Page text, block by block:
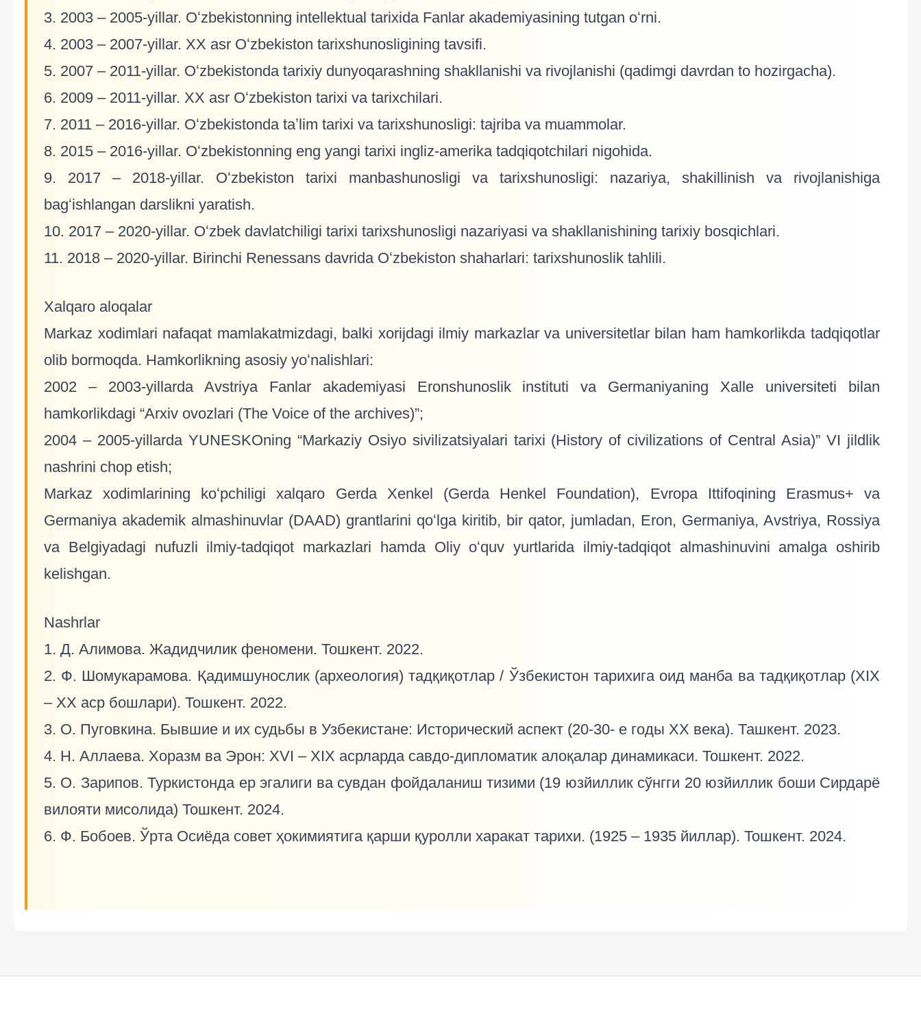
3. 2003 – 2005-yillar. Oʻzbekistonning intellektual tarixida Fanlar akademiyasining tutgan oʻrni.
4. 2003 – 2007-yillar. XX asr Oʻzbekiston tarixshunosligining tavsifi.
5. 2007 – 2011-yillar. Oʻzbekistonda tarixiy dunyoqarashning shakllanishi va rivojlanishi (qadimgi davrdan to hozirgacha).
6. 2009 – 2011-yillar. XX asr Oʻzbekiston tarixi va tarixchilari.
7. 2011 – 2016-yillar. Oʻzbekistonda taʼlim tarixi va tarixshunosligi: tajriba va muammolar.
8. 2015 – 2016-yillar. Oʻzbekistonning eng yangi tarixi ingliz-amerika tadqiqotchilari nigohida.
9. 2017 – 2018-yillar. Oʻzbekiston tarixi manbashunosligi va tarixshunosligi: nazariya, shakillinish va rivojlanishiga
bagʻishlangan darslikni yaratish.
10. 2017 – 2020-yillar. Oʻzbek davlatchiligi tarixi tarixshunosligi nazariyasi va shakllanishining tarixiy bosqichlari.
11. 2018 – 2020-yillar. Birinchi Renessans davrida Oʻzbekiston shaharlari: tarixshunoslik tahlili.
Xalqaro aloqalar
Markaz xodimlari nafaqat mamlakatmizdagi, balki xorijdagi ilmiy markazlar va universitetlar bilan ham hamkorlikda tadqiqotlar
olib bormoqda. Hamkorlikning asosiy yoʻnalishlari:
2002 – 2003-yillarda Avstriya Fanlar akademiyasi Eronshunoslik instituti va Germaniyaning Xalle universiteti bilan
hamkorlikdagi “Arxiv ovozlari (The Voice of the archives)”;
2004 – 2005-yillarda YUNESKOning “Markaziy Osiyo sivilizatsiyalari tarixi (History of civilizations of Central Asia)” VI jildlik
nashrini chop etish;
Markaz xodimlarining koʻpchiligi xalqaro Gerda Xenkel (Gerda Henkel Foundation), Evropa Ittifoqining Erasmus+ va
Germaniya akademik almashinuvlar (DAAD) grantlarini qoʻlga kiritib, bir qator, jumladan, Eron, Germaniya, Avstriya, Rossiya
va Belgiyadagi nufuzli ilmiy-tadqiqot markazlari hamda Oliy oʻquv yurtlarida ilmiy-tadqiqot almashinuvini amalga oshirib
kelishgan.
Nashrlar
1. Д. Алимова. Жадидчилик феномени. Тошкент. 2022.
2. Ф. Шомукарамова. Қадимшунослик (археология) тадқиқотлар / Ўзбекистон тарихига оид манба ва тадқиқотлар (XIX
– XX аср бошлари). Тошкент. 2022.
3. О. Пуговкина. Бывшие и их судьбы в Узбекистане: Исторический аспект (20-30- е годы ХХ века). Ташкент. 2023.
4. Н. Аллаева. Хоразм ва Эрон: XVI – XIX асрларда савдо-дипломатик алоқалар динамикаси. Тошкент. 2022.
5. О. Зарипов. Туркистонда ер эгалиги ва сувдан фойдаланиш тизими (19 юзйиллик сўнгги 20 юзйиллик боши Сирдарё
вилояти мисолида) Тошкент. 2024.
6. Ф. Бобоев. Ўрта Осиёда совет ҳокимиятига қарши қуролли харакат тарихи. (1925 – 1935 йиллар). Тошкент. 2024.